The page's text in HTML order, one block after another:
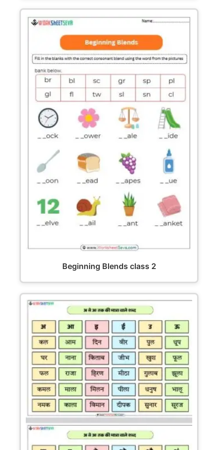
Beginning Blends class 2